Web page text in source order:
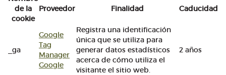
de la
cookie
Proveedor Finalidad Caducidad
_ga
Google
Tag
Manager
Google
Registra una identificación
única que se utiliza para
generar datos estadísticos
acerca de cómo utiliza el
visitante el sitio web.
2 años